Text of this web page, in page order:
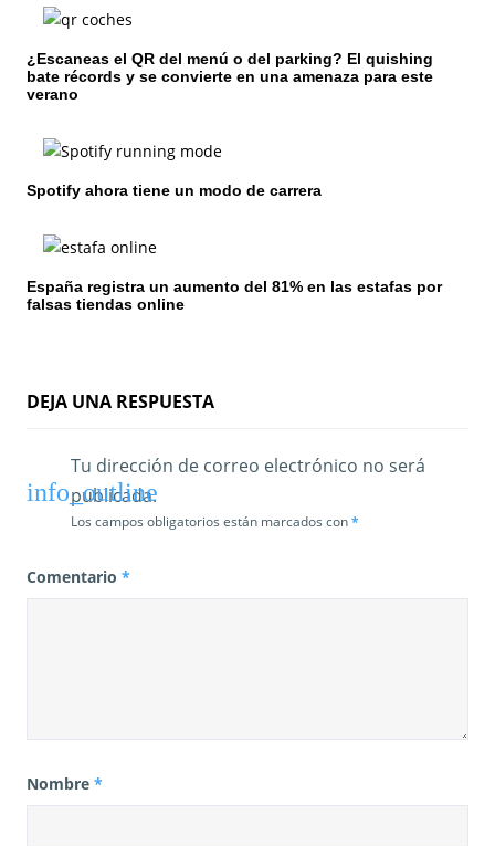
n
d
e
n
r
a
¿Escaneas el QR del menú o del parking? El quishing
bate récords y se convierte en una amenaza para este
verano
Spotify ahora tiene un modo de carrera
España registra un aumento del 81% en las estafas por
falsas tiendas online
DEJA UNA RESPUESTA
Tu dirección de correo electrónico no será
publicada.
Los campos obligatorios están marcados con*
Comentario *
Nombre *